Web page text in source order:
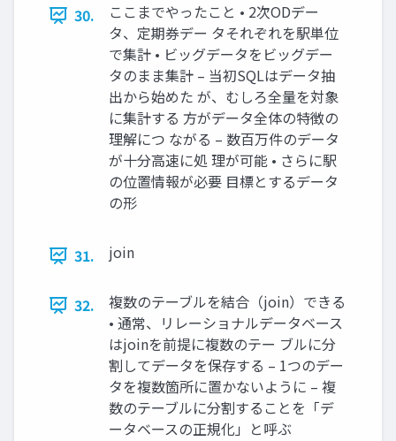
30.
ここまでやったこと • 2次ODデー
タ、定期券デー タそれぞれを駅単位
で集計 • ビッグデータをビッグデー
タのまま集計 – 当初SQLはデータ抽
出から始めた が、むしろ全量を対象
に集計する 方がデータ全体の特徴の
理解につ ながる – 数百万件のデータ
が十分高速に処 理が可能 • さらに駅
の位置情報が必要 目標とするデータ
の形
31. join
32.
複数のテーブルを結合（join）できる
• 通常、リレーショナルデータベース
はjoinを前提に複数のテー ブルに分
割してデータを保存する – 1つのデー
タを複数箇所に置かないように – 複
数のテーブルに分割することを「デ
ータベースの正規化」と呼ぶ